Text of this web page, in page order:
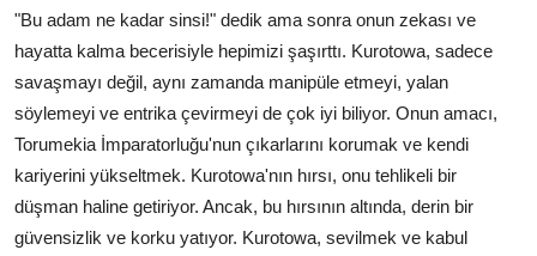
"Bu adam ne kadar sinsi!" dedik ama sonra onun zekası ve
hayatta kalma becerisiyle hepimizi şaşırttı. Kurotowa, sadece
savaşmayı değil, aynı zamanda manipüle etmeyi, yalan
söylemeyi ve entrika çevirmeyi de çok iyi biliyor. Onun amacı,
Torumekia İmparatorluğu'nun çıkarlarını korumak ve kendi
kariyerini yükseltmek. Kurotowa'nın hırsı, onu tehlikeli bir
düşman haline getiriyor. Ancak, bu hırsının altında, derin bir
güvensizlik ve korku yatıyor. Kurotowa, sevilmek ve kabul